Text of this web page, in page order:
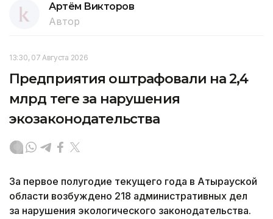
Артём Викторов
Автор
13:30, 07 Августа 2026
Предприятия оштрафовали на 2,4
млрд теңге за нарушения
экозаконодательства
За первое полугодие текущего года в Атырауской
области возбуждено 218 административных дел
за нарушения экологического законодательства.